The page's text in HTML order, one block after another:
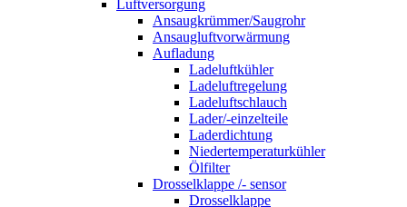
Luftversorgung
Ansaugkrümmer/Saugrohr
Ansaugluftvorwärmung
Aufladung
Ladeluftkühler
Ladeluftregelung
Ladeluftschlauch
Lader/-einzelteile
Laderdichtung
Niedertemperaturkühler
Ölfilter
Drosselklappe /- sensor
Drosselklappe